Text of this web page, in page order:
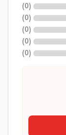
(
0
)
(
0
)
(
0
)
(
0
)
(
0
)